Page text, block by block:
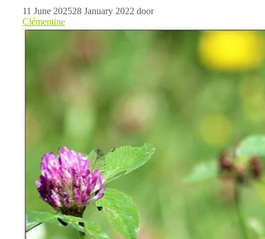
11 June 202528 January 2022 door
Clémentine